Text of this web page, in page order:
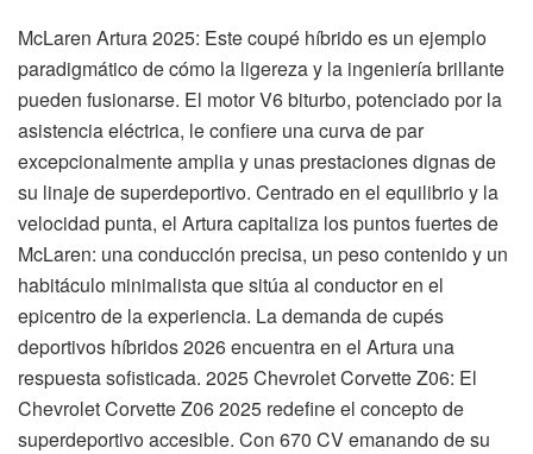
McLaren Artura 2025: Este coupé híbrido es un ejemplo
paradigmático de cómo la ligereza y la ingeniería brillante
pueden fusionarse. El motor V6 biturbo, potenciado por la
asistencia eléctrica, le confiere una curva de par
excepcionalmente amplia y unas prestaciones dignas de
su linaje de superdeportivo. Centrado en el equilibrio y la
velocidad punta, el Artura capitaliza los puntos fuertes de
McLaren: una conducción precisa, un peso contenido y un
habitáculo minimalista que sitúa al conductor en el
epicentro de la experiencia. La demanda de cupés
deportivos híbridos 2026 encuentra en el Artura una
respuesta sofisticada. 2025 Chevrolet Corvette Z06: El
Chevrolet Corvette Z06 2025 redefine el concepto de
superdeportivo accesible. Con 670 CV emanando de su